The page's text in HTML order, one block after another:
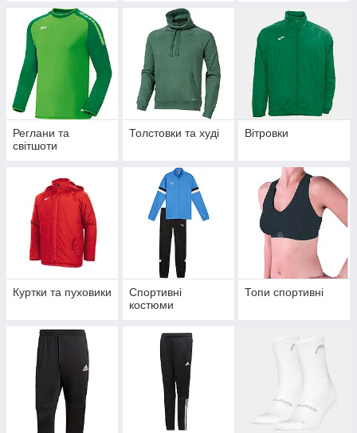
Реглани та
світшоти
Толстовки та худі Вітровки
Куртки та пуховики
Спортивні
костюми
Топи спортивні